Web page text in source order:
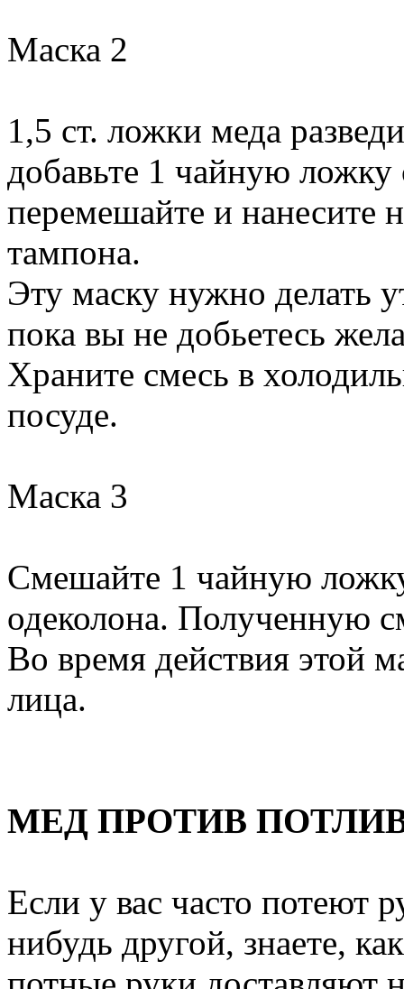
Маска 2
1,5 ст. ложки меда
добавьте 1 чайную
перемешайте и нанесите
тампона.
Эту маску нужно делать
пока вы не добьетесь
Храните смесь в
посуде.
Маска 3
Смешайте 1 чайную
одеколона. Полученную
Во время действия этой
лица.
МЕД ПРОТИВ
Если у вас часто потеют
нибудь другой, знаете,